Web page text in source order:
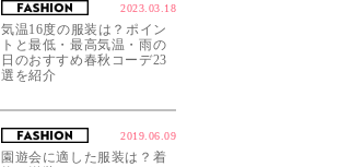
2023.03.18
気温16度の服装は？ポイン
トと最低・最高気温・雨の
日のおすすめ春秋コーデ23
選を紹介
2019.06.09
園遊会に適した服装は？着